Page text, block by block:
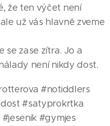
že ten výčet není
už vás hlavně zveme
se zase zítra. Jo a
není nikdy dost.
#notiddlers
#satyprokrtka
#gymjes